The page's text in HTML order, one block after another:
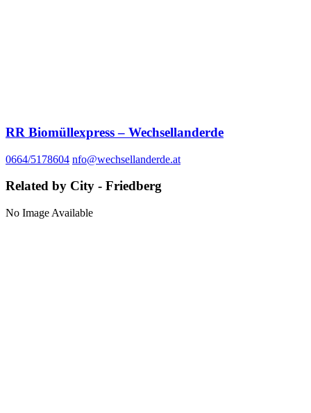
RR Biomüllexpress – Wechsellanderde
0664/5178604 nfo@wechsellanderde.at
Related by City - Friedberg
No Image Available